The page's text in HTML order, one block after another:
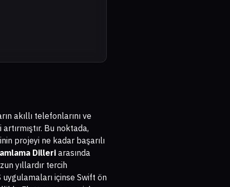
akıllı telefonlarını ve
Bu noktada,
projeyi ne kadar başarılı
Dilleri arasında
yıllardır tercih
içinse Swift ön